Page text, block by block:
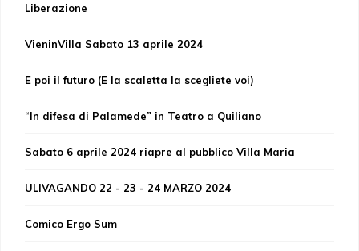
Liberazione
VieninVilla Sabato 13 aprile 2024
E poi il futuro (E la scaletta la scegliete voi)
“In difesa di Palamede” in Teatro a Quiliano
Sabato 6 aprile 2024 riapre al pubblico Villa Maria
ULIVAGANDO 22 - 23 - 24 MARZO 2024
Comico Ergo Sum